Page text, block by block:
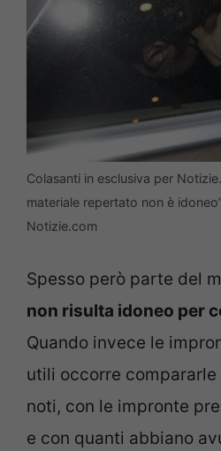
Colasanti in esclusiva per
materiale repertato non è
Notizie.com
Spesso però parte del
non risulta idoneo per
Quando invece le
utili occorre
noti, con le impronte
e con quanti abbiano